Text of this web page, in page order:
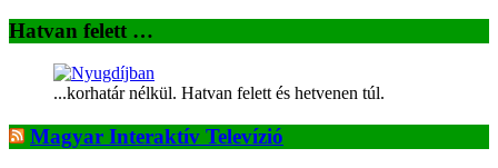
Hatvan felett …
...korhatár nélkül. Hatvan felett és hetvenen túl.
Magyar Interaktív Televízió